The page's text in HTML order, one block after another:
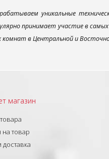
уникальные
принимает участие в
комнат в Центральной и
магазин
на товар
доставка